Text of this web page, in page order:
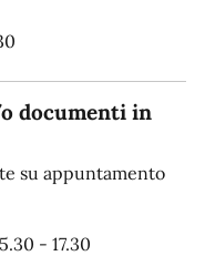
documenti in
su appuntamento
- 17.30